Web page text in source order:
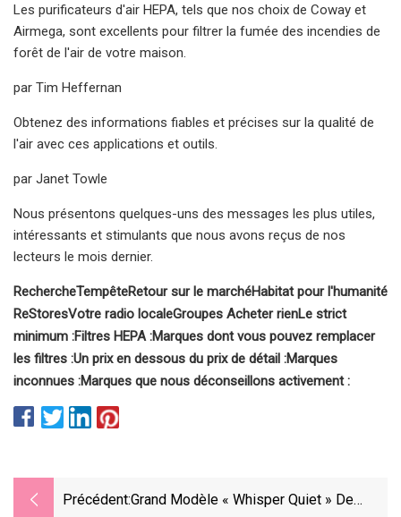
Les purificateurs d'air HEPA, tels que nos choix de Coway et
Airmega, sont excellents pour filtrer la fumée des incendies de
forêt de l'air de votre maison.
par Tim Heffernan
Obtenez des informations fiables et précises sur la qualité de
l'air avec ces applications et outils.
par Janet Towle
Nous présentons quelques-uns des messages les plus utiles,
intéressants et stimulants que nous avons reçus de nos
lecteurs le mois dernier.
RechercheTempêteRetour sur le marchéHabitat pour l'humanité
ReStoresVotre radio localeGroupes Acheter rienLe strict
minimum :Filtres HEPA :Marques dont vous pouvez remplacer
les filtres :Un prix en dessous du prix de détail :Marques
inconnues :Marques que nous déconseillons activement :
Précédent:Grand Modèle « Whisper Quiet » De